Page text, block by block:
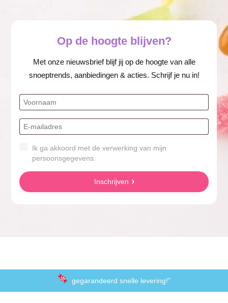
Op de hoogte blijven?
Met onze nieuwsbrief blijf jij op de hoogte van alle
snoeptrends, aanbiedingen & acties. Schrijf je nu in!
Ik ga akkoord met de verwerking van mijn
persoonsgegevens.
Inschrijven
gegarandeerd snelle levering!”